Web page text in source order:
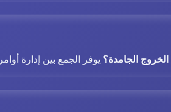
الجامدة؟ يوفر الجمع بين إدارة